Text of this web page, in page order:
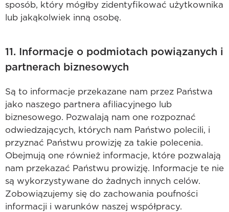
sposób, który mógłby zidentyfikować użytkownika
lub jakąkolwiek inną osobę.
11. Informacje o podmiotach powiązanych i
partnerach biznesowych
Są to informacje przekazane nam przez Państwa
jako naszego partnera afiliacyjnego lub
biznesowego. Pozwalają nam one rozpoznać
odwiedzających, których nam Państwo polecili, i
przyznać Państwu prowizję za takie polecenia.
Obejmują one również informacje, które pozwalają
nam przekazać Państwu prowizję. Informacje te nie
są wykorzystywane do żadnych innych celów.
Zobowiązujemy się do zachowania poufności
informacji i warunków naszej współpracy.